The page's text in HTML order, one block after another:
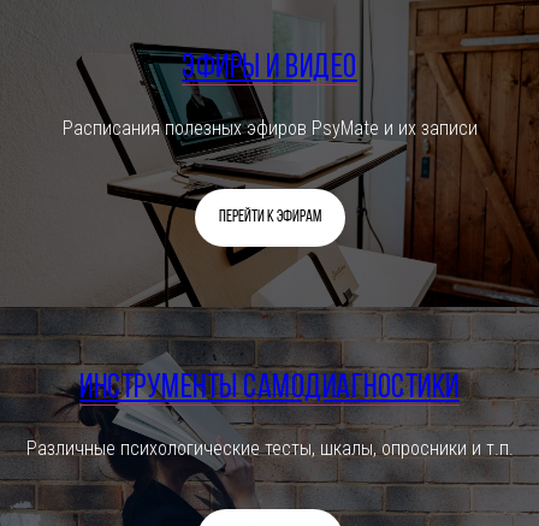
Эфиры и видео
Расписания полезных эфиров PsyMate и их записи
Перейти к эфирам
Инструменты самодиагностики
Различные психологические тесты, шкалы, опросники и т.п.